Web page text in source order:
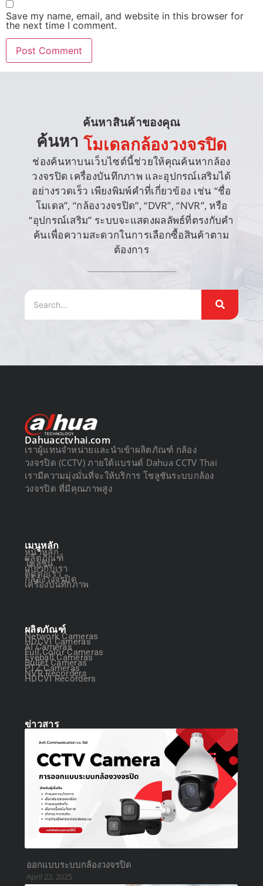
Save my name, email, and website in this browser for
the next time I comment.
ค้นหาสินค้าของคุณ
ค้นหา โมเดลกล้องวงจรปิด
ช่องค้นหาบนเว็บไซต์นี้ช่วยให้คุณค้นหากล้อง
วงจรปิด เครื่องบันทึกภาพ และอุปกรณ์เสริมได้
อย่างรวดเร็ว เพียงพิมพ์คำที่เกี่ยวข้อง เช่น “ชื่อ
โมเดล”, “กล้องวงจรปิด”, “DVR”, “NVR”, หรือ
“อุปกรณ์เสริม” ระบบจะแสดงผลลัพธ์ที่ตรงกับคำ
ค้นเพื่อความสะดวกในการเลือกซื้อสินค้าตาม
ต้องการ
Dahuacctvhai.com
เราผู้แทนจำหน่ายและนำเข้าผลิตภัณฑ์ กล้อง
วงจรปิด (CCTV) ภายใต้แบรนด์ Dahua CCTV Thai
เรามีความมุ่งมั่นที่จะให้บริการ โซลูชันระบบกล้อง
วงจรปิด ที่มีคุณภาพสูง
เมนูหลัก
หน้าหลัก
ผลิตภัณฑ์
โซลูชัน
เกี่ยวกับเรา
ติดต่อเรา
กล้องวงจรปิด
เครื่องบันทึกภาพ
ผลิตภัณฑ์
Network Cameras
HDCVI Cameras
AI Cameras
Full Color Cameras
Eyeball Cameras
Bullet Cameras
PTZ Cameras
NVR Recorders
HDCVI Recorders
ข่าวสาร
ออกแบบระบบกล้องวงจรปิด
April 22, 2025